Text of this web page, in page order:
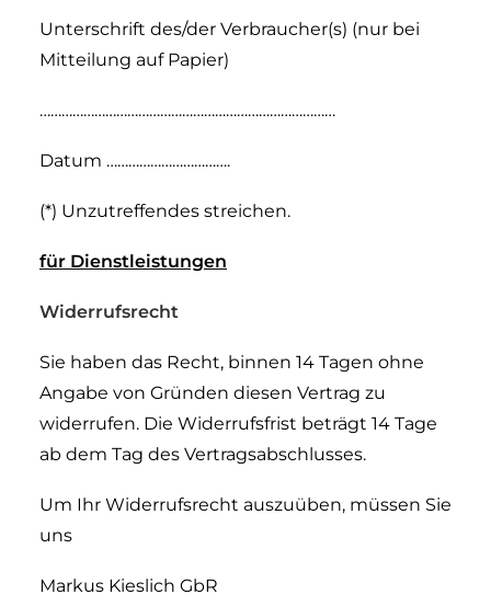
Unterschrift des/der Verbraucher(s) (nur bei
Mitteilung auf Papier)
………………………………………………………………………
Datum …………………………….
(*) Unzutreffendes streichen.
für Dienstleistungen
Widerrufsrecht
Sie haben das Recht, binnen 14 Tagen ohne
Angabe von Gründen diesen Vertrag zu
widerrufen. Die Widerrufsfrist beträgt 14 Tage
ab dem Tag des Vertragsabschlusses.
Um Ihr Widerrufsrecht auszuüben, müssen Sie
uns
Markus Kieslich GbR